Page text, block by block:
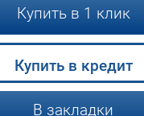
Купить в 1 клик
Купить в кредит
В закладки